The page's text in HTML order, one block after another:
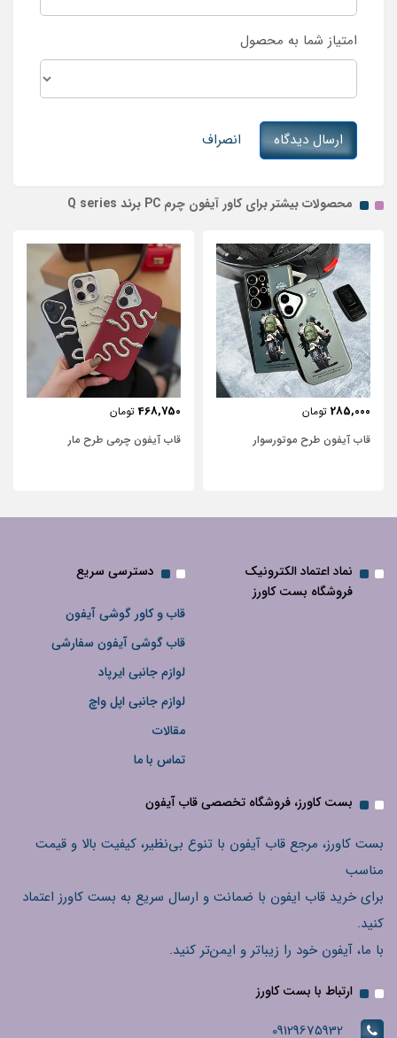
امتیاز شما به محصول
ارسال دیدگاه انصراف
محصولات بیشتر برای کاور آیفون چرم PC برند Q series
468,750 تومان
قاب آیفون چرمی طرح مار
443,750 تومان
قاب آیفون شفاف با پاپیون سفید و
نماد اعتماد الکترونیک
فروشگاه بست کاورز
دسترسی سریع
قاب و کاور گوشی آیفون
قاب گوشی آیفون سفارشی
لوازم جانبی ایرپاد
لوازم جانبی اپل واچ
مقالات
تماس با ما
بست کاورز، فروشگاه تخصصی قاب آیفون
بست کاورز، مرجع قاب آیفون با تنوع بی‌نظیر، کیفیت بالا و قیمت
مناسب
برای خرید قاب ایفون با ضمانت و ارسال سریع به بست کاورز اعتماد
کنید.
با ما، آیفون خود را زیباتر و ایمن‌تر کنید.
ارتباط با بست کاورز
09129675932